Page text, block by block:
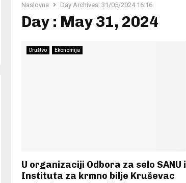
Naslovna Day Archives: 31/05/2024 16:16
Day : May 31, 2024
Društvo Ekonomija
U organizaciji Odbora za selo SANU i
Instituta za krmno bilje Kruševac